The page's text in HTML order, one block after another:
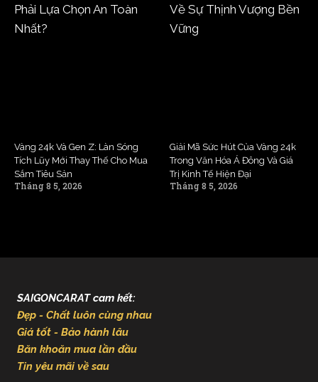
Vàng 24k Và Gen Z: Làn Sóng
Tích Lũy Mới Thay Thế Cho Mua
Sắm Tiêu Sản
Tháng 8 5, 2026
Giải Mã Sức Hút Của Vàng 24k
Trong Văn Hóa Á Đông Và Giá
Trị Kinh Tế Hiện Đại
Tháng 8 5, 2026
SAIGONCARAT cam kết:
Đẹp - Chất luôn cùng nhau
Giá tốt - Bảo hành lâu
Băn khoăn mua lần đầu
Tin yêu mãi về sau